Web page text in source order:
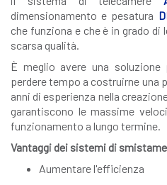
dimensionamento e pesatura
che funziona e che è in grado di
scarsa qualità.
È meglio avere una
perdere tempo a costruirne una
anni di esperienza nella
garantiscono le massime
funzionamento a lungo termine.
Vantaggi dei sistemi di
Aumentare l'efficienza